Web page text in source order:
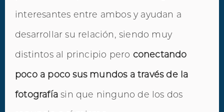
interesantes entre ambos y ayudan a
desarrollar su relación, siendo muy
distintos al principio pero conectando
poco a poco sus mundos a través de la
fotografía sin que ninguno de los dos